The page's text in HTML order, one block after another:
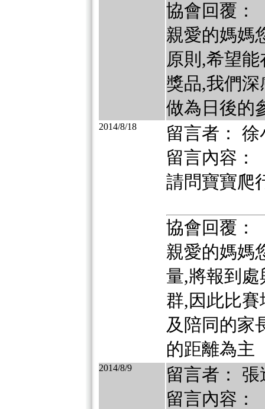
協會回覆：
親愛的媽媽
原則,希望
獎品,我們
做為日後的
2014/8/18
留言者： 徐
留言內容：
請問寶寶爬
協會回覆：
親愛的媽媽
量,將報到
群,因此比
及陪同的家
的距離為主
2014/8/9
留言者： 張
留言內容：